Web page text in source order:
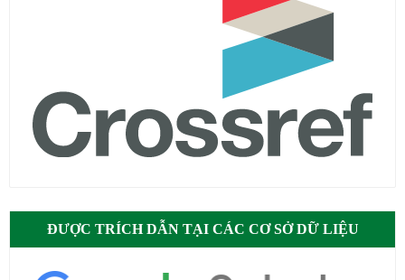
ĐƯỢC TRÍCH DẪN TẠI CÁC CƠ SỞ DỮ LIỆU